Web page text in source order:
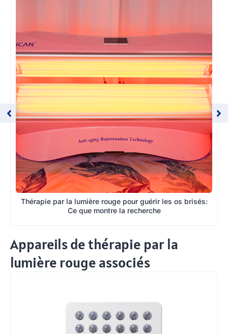
Thérapie par la lumière rouge pour guérir les os brisés:
Ce que montre la recherche
Appareils de thérapie par la
lumière rouge associés